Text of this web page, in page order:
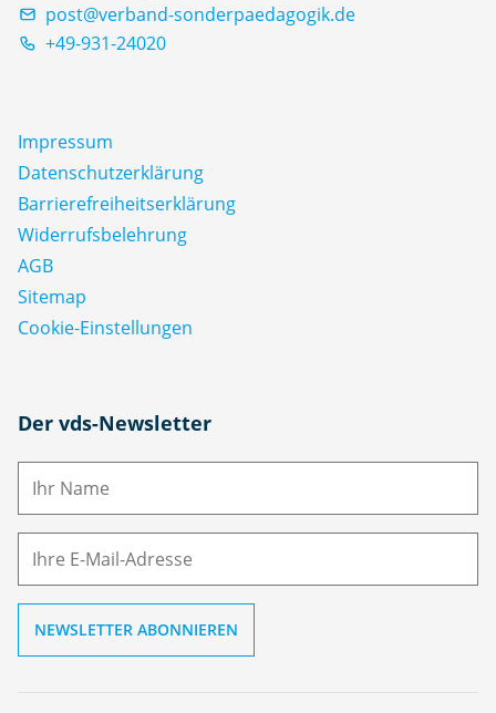
post@verband-sonderpaedagogik.de
+49-931-24020
Impressum
Datenschutz­erklärung
Barrierefreiheitserklärung
Widerrufsbelehrung
AGB
Sitemap
Cookie-Einstellungen
Der vds-Newsletter
N
M